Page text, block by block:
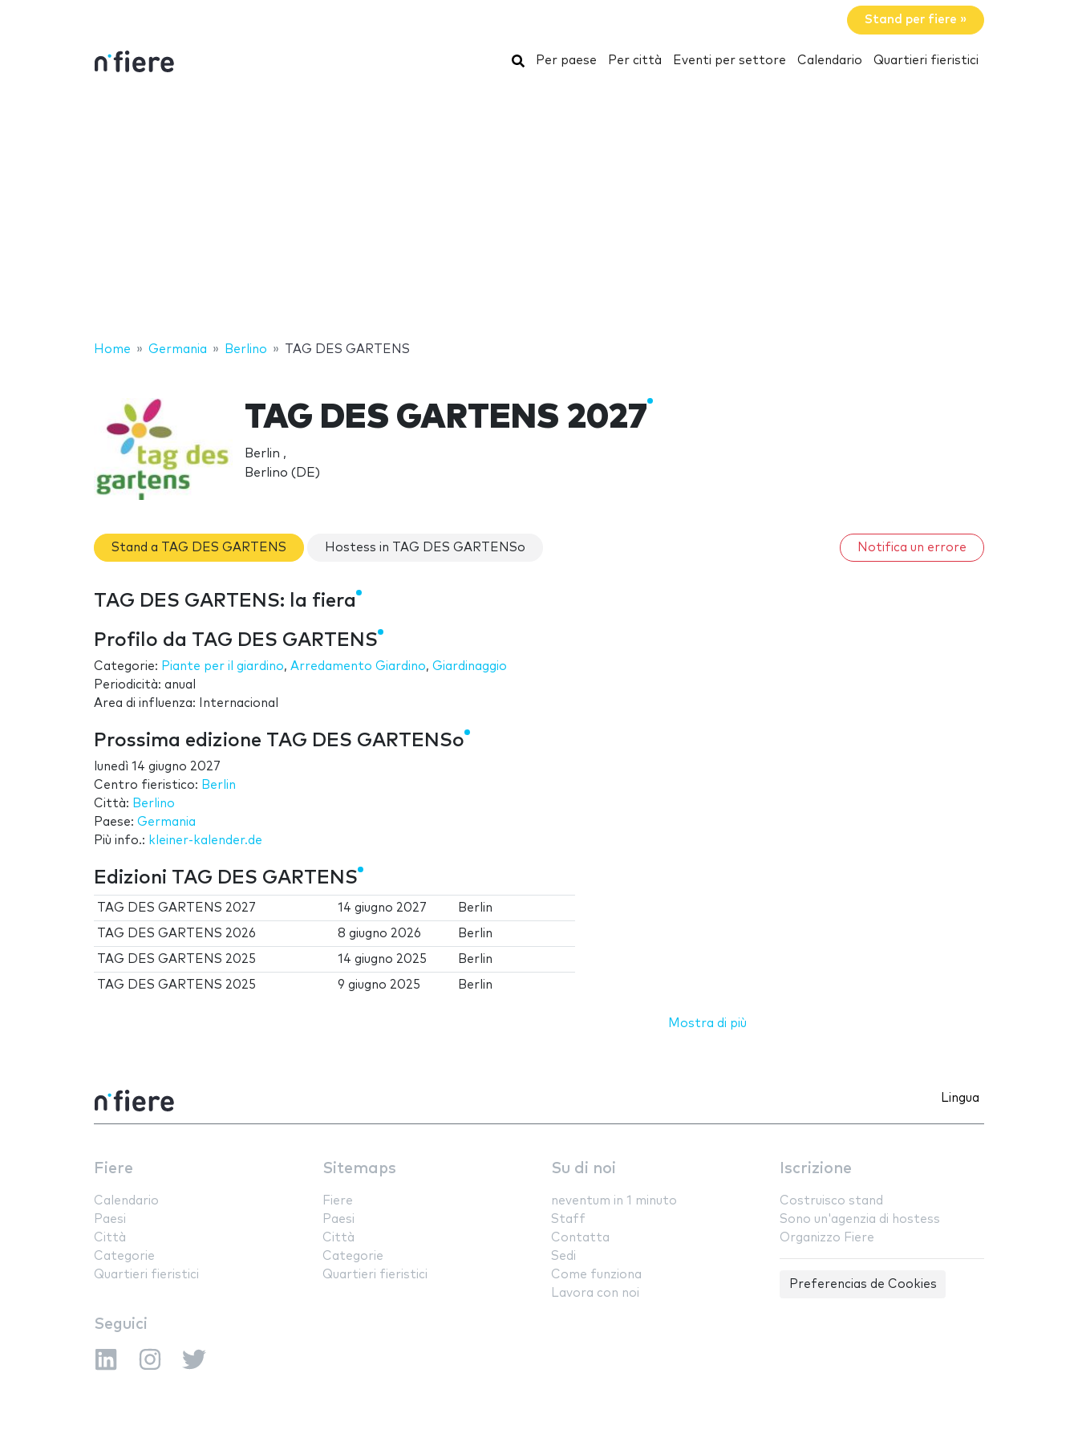
Stand per fiere »
Cerca
Per paese Per città Eventi per settore Calendario Quartieri fieristici
Home Germania Berlino TAG DES GARTENS
TAG DES GARTENS 2027
Berlin ,
Berlino (DE)
Stand a TAG DES GARTENS Hostess in TAG DES GARTENSo Notifica un errore
TAG DES GARTENS: la fiera
Profilo da TAG DES GARTENS
Categorie: Piante per il giardino, Arredamento Giardino, Giardinaggio
Periodicità: anual
Area di influenza: Internacional
Prossima edizione TAG DES GARTENSo
lunedì 14 giugno 2027
Centro fieristico: Berlin
Città: Berlino
Paese: Germania
Più info.: kleiner-kalender.de
Edizioni TAG DES GARTENS
TAG DES GARTENS 2027 14 giugno 2027 Berlin
TAG DES GARTENS 2026 8 giugno 2026 Berlin
TAG DES GARTENS 2025 14 giugno 2025 Berlin
TAG DES GARTENS 2025 9 giugno 2025 Berlin
Mostra di più
Lingua
Fiere
Calendario
Paesi
Città
Categorie
Quartieri fieristici
Sitemaps
Fiere
Paesi
Città
Categorie
Quartieri fieristici
Su di noi
neventum in 1 minuto
Staff
Contatta
Sedi
Come funziona
Lavora con noi
Iscrizione
Costruisco stand
Sono un'agenzia di hostess
Organizzo Fiere
Preferencias de Cookies
Seguici